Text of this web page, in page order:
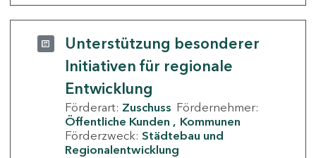
Unterstützung besonderer
Initiativen für regionale
Entwicklung
Förderart: Zuschuss Fördernehmer:
Öffentliche Kunden
Kommunen
Förderzweck: Städtebau und
Regionalentwicklung